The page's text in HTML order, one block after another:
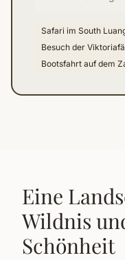
Safari im South
Besuch der
Bootsfahrt auf dem
Eine
Wildnis
Schönheit